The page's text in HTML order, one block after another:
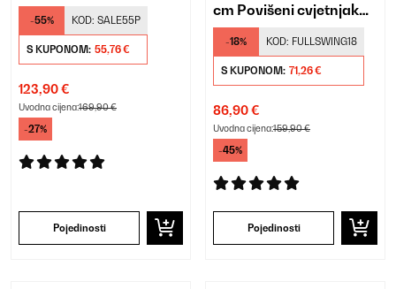
-55% KOD: SALE55P
S KUPONOM: 55,76 €
123,90 €
Uvodna cijena:169,90 €
-27%
Pojedinosti
cm Povišeni cvjetnjak
Srebro
-18% KOD: FULLSWING18
S KUPONOM: 71,26 €
86,90 €
Uvodna cijena:159,90 €
-45%
Pojedinosti